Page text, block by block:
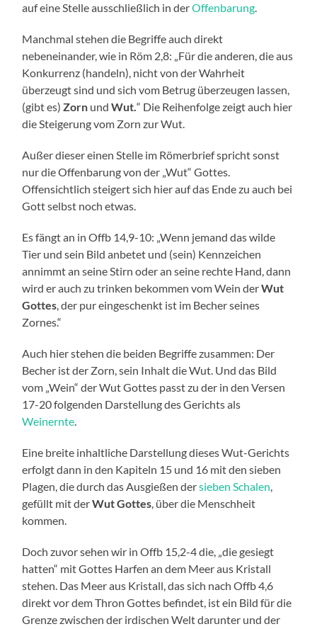
auf eine Stelle ausschließlich in derOffenbarung.
Manchmal stehen die Begriffe auch direkt
nebeneinander, wie in Röm 2,8: „Für die anderen, die aus
Konkurrenz (handeln), nicht von der Wahrheit
überzeugt sind und sich vom Betrug überzeugen lassen,
(gibt es)Zorn und Wut.“ Die Reihenfolge zeigt auch hier
die Steigerung vom Zorn zur Wut.
Außer dieser einen Stelle im Römerbrief spricht sonst
nur die Offenbarung von der „Wut“ Gottes.
Offensichtlich steigert sich hier auf das Ende zu auch bei
Gott selbst noch etwas.
Es fängt an in Offb 14,9-10: „Wenn jemand das wilde
Tier und sein Bild anbetet und (sein) Kennzeichen
annimmt an seine Stirn oder an seine rechte Hand, dann
wird er auch zu trinken bekommen vom Wein derWut
Gottes, der pur eingeschenkt ist im Becher seines
Zornes.“
Auch hier stehen die beiden Begriffe zusammen: Der
Becher ist der Zorn, sein Inhalt die Wut. Und das Bild
vom „Wein“ der Wut Gottes passt zu der in den Versen
17-20 folgenden Darstellung des Gerichts als
Weinernte.
Eine breite inhaltliche Darstellung dieses Wut-Gerichts
erfolgt dann in den Kapiteln 15 und 16 mit den sieben
Plagen, die durch das Ausgießen dersieben Schalen,
gefüllt mit derWut Gottes, über die Menschheit
kommen.
Doch zuvor sehen wir in Offb 15,2-4 die, „die gesiegt
hatten“ mit Gottes Harfen an dem Meer aus Kristall
stehen. Das Meer aus Kristall, das sich nach Offb 4,6
direkt vor dem Thron Gottes befindet, ist ein Bild für die
Grenze zwischen der irdischen Welt darunter und der